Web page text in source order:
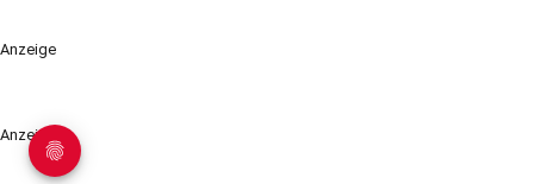
Anzeige
Anzeige